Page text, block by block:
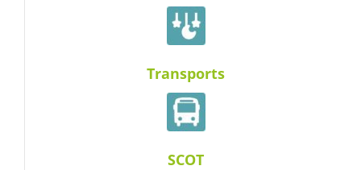
Transports
SCOT